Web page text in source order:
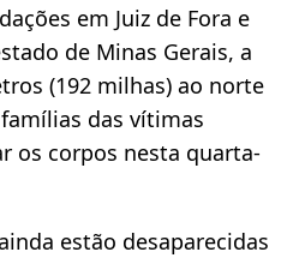
em Juiz de Fora e
de Minas Gerais, a
(192 milhas) ao norte
das vítimas
os corpos nesta quarta-
estão desaparecidas